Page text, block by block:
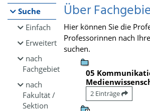
Suche
Einfach
Erweitert
nach
Fachgebiet
nach
Fakultät /
Sektion
Über
Hier können Sie die
Professorinnen nach
suchen.
05
2 Einträge